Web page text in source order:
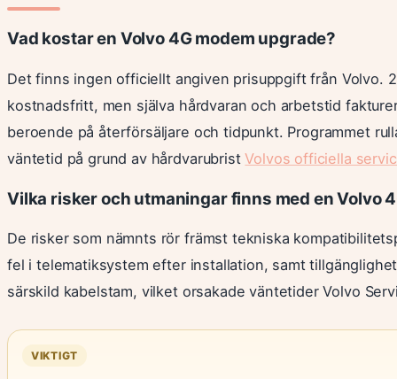
Vad kostar en Volvo 4G modem upgrade?
Det finns ingen officiellt angiven prisuppgift från Volvo.
kostnadsfritt, men själva hårdvaran och arbetstid
beroende på återförsäljare och tidpunkt. Programmet
väntetid på grund av hårdvarubristVolvos officiella
Vilka risker och utmaningar finns med en Volvo
De risker som nämnts rör främst tekniska
fel i telematiksystem efter installation, samt
särskild kabelstam, vilket orsakade väntetider Volvo
VIKTIGT